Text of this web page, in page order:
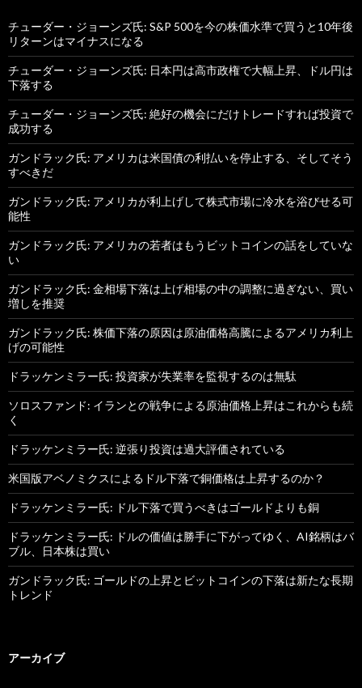
チューダー・ジョーンズ氏: S&P 500を今の株価水準で買うと10年後
リターンはマイナスになる
チューダー・ジョーンズ氏: 日本円は高市政権で大幅上昇、ドル円は
下落する
チューダー・ジョーンズ氏: 絶好の機会にだけトレードすれば投資で
成功する
ガンドラック氏: アメリカは米国債の利払いを停止する、そしてそう
すべきだ
ガンドラック氏: アメリカが利上げして株式市場に冷水を浴びせる可
能性
ガンドラック氏: アメリカの若者はもうビットコインの話をしていな
い
ガンドラック氏: 金相場下落は上げ相場の中の調整に過ぎない、買い
増しを推奨
ガンドラック氏: 株価下落の原因は原油価格高騰によるアメリカ利上
げの可能性
ドラッケンミラー氏: 投資家が失業率を監視するのは無駄
ソロスファンド: イランとの戦争による原油価格上昇はこれからも続
く
ドラッケンミラー氏: 逆張り投資は過大評価されている
米国版アベノミクスによるドル下落で銅価格は上昇するのか？
ドラッケンミラー氏: ドル下落で買うべきはゴールドよりも銅
ドラッケンミラー氏: ドルの価値は勝手に下がってゆく、AI銘柄はバ
ブル、日本株は買い
ガンドラック氏: ゴールドの上昇とビットコインの下落は新たな長期
トレンド
アーカイブ